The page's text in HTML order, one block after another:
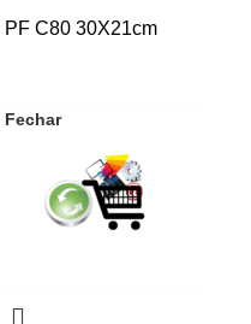
PF C80 30X21cm
Fechar